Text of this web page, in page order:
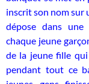
inscrit son nom sur
dépose dans une
chaque jeune
de la jeune fille
pendant tout ce